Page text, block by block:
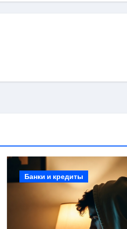
Банки и кредиты